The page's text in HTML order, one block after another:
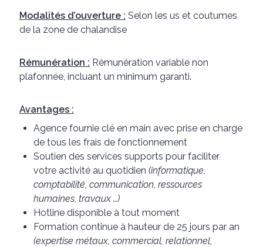
Modalités d’ouverture : Selon les us et coutumes
de la zone de chalandise
Rémunération : Rémunération variable non
plafonnée, incluant un minimum garanti.
Avantages :
Agence fournie clé en main avec prise en charge
de tous les frais de fonctionnement
Soutien des services supports pour faciliter
votre activité au quotidien (informatique,
comptabilité, communication, ressources
humaines, travaux …)
Hotline disponible à tout moment
Formation continue à hauteur de 25 jours par an
(expertise métaux, commercial, relationnel,